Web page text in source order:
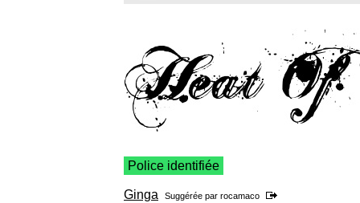
Police identifiée
Ginga Suggérée par rocamaco